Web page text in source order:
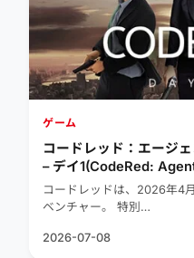
ゲーム
コードレッド：エージ
– デイ1(CodeRed:
コードレッドは、2026年4
ベンチャー。 特別…
2026-07-08